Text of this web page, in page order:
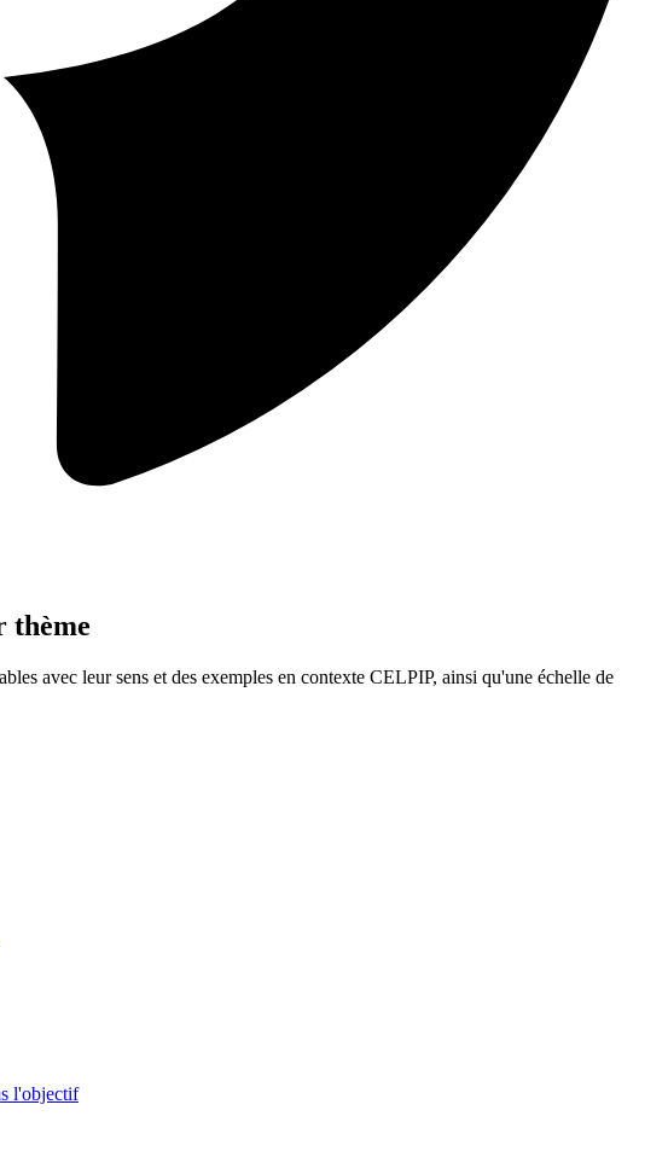
thème
avec leur sens et des exemples en contexte CELPIP, ainsi qu'une échelle de
l'objectif